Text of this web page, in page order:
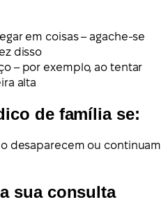
em coisas – agache-se
disso
– por exemplo, ao tentar
alta
de família se:
desaparecem ou continuam
sua consulta